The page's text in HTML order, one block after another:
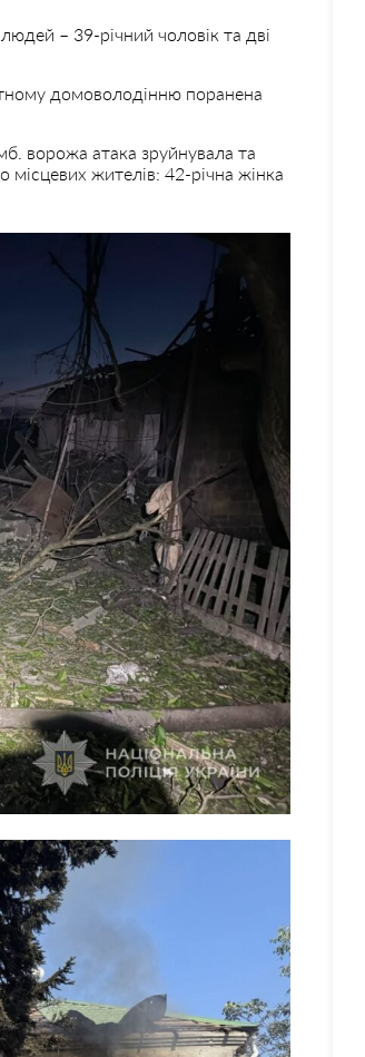
– 39-річний чоловік та дві
домоволодінню поранена
ворожа атака зруйнувала та
жителів: 42-річна жінка